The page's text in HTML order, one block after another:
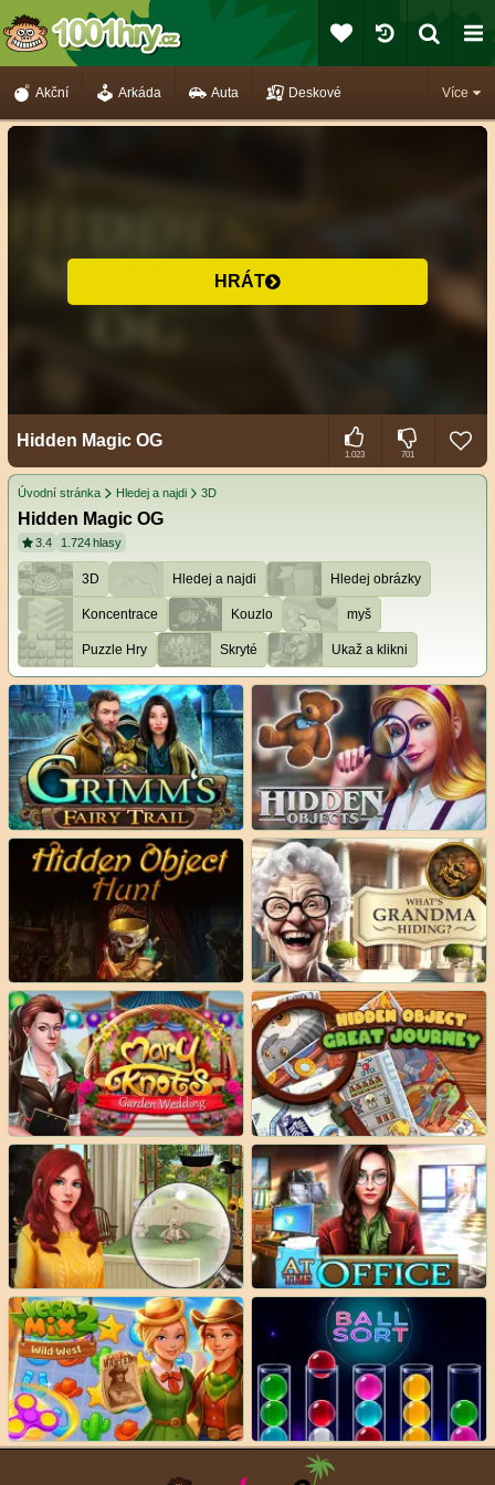
Více
Akční Arkáda Auta Deskové
HRÁT
Hidden Magic OG
1.023 701
Úvodní stránka Hledej a najdi 3D
Hidden Magic OG
3.4 1.724 hlasy
3D Hledej a najdi Hledej obrázky
Koncentrace Kouzlo myš
Puzzle Hry Skryté Ukaž a klikni